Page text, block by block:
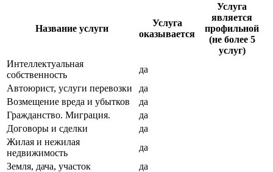
Название услуги
Услуга
оказывается
Услуга
является
профильной
(не более 5
услуг)
Интеллектуальная
собственность
да
Автоюрист, услуги перевозки
да
Возмещение вреда и убытков
да
Гражданство. Миграция.
да
Договоры и сделки
да
Жилая и нежилая
недвижимость
да
Земля, дача, участок
да